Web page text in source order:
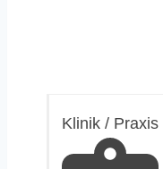
Klinik / Praxis